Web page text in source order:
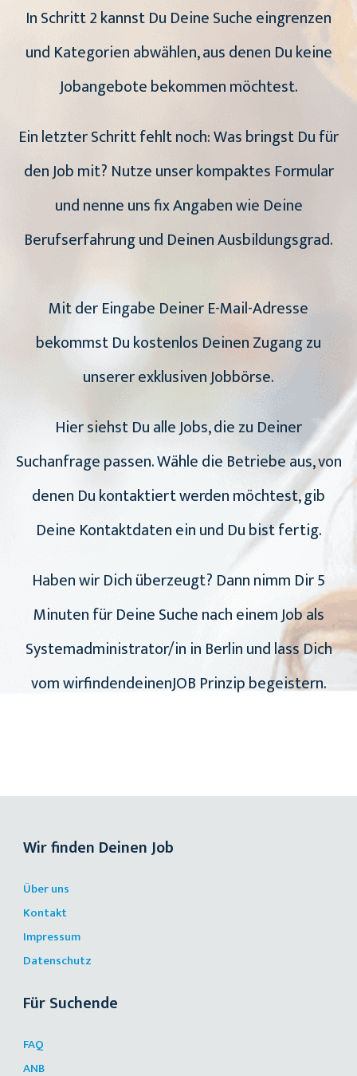
In Schritt 2 kannst Du Deine Suche eingrenzen
und Kategorien abwählen, aus denen Du keine
Jobangebote bekommen möchtest.
Ein letzter Schritt fehlt noch: Was bringst Du für
den Job mit? Nutze unser kompaktes Formular
und nenne uns fix Angaben wie Deine
Berufserfahrung und Deinen Ausbildungsgrad.
Mit der Eingabe Deiner E-Mail-Adresse
bekommst Du kostenlos Deinen Zugang zu
unserer exklusiven Jobbörse.
Hier siehst Du alle Jobs, die zu Deiner
Suchanfrage passen. Wähle die Betriebe aus, von
denen Du kontaktiert werden möchtest, gib
Deine Kontaktdaten ein und Du bist fertig.
Haben wir Dich überzeugt? Dann nimm Dir 5
Minuten für Deine Suche nach einem Job als
Systemadministrator/in in Berlin und lass Dich
vom wirfindendeinenJOB Prinzip begeistern.
Wir finden Deinen Job
Über uns
Kontakt
Impressum
Datenschutz
Für Suchende
FAQ
ANB